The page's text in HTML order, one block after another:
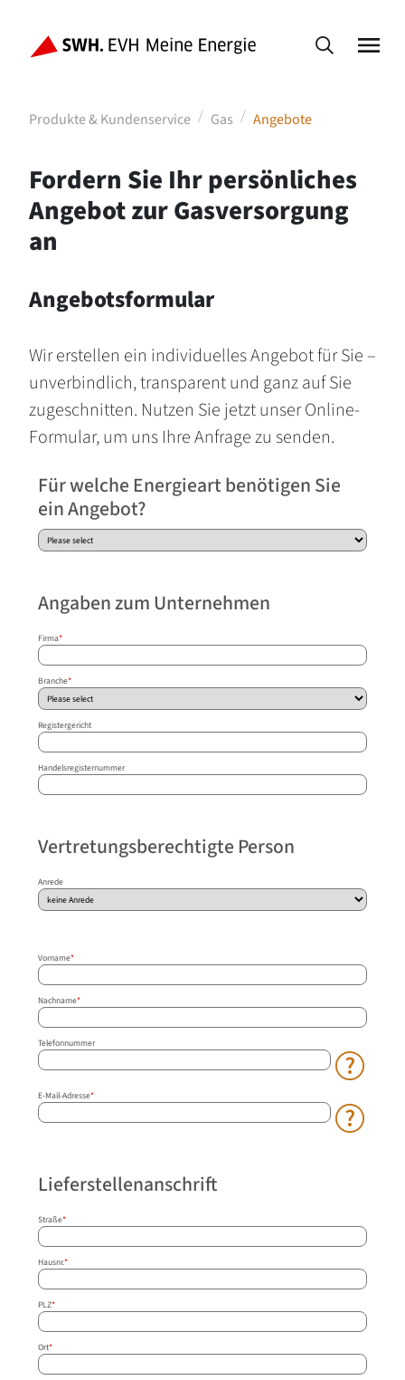
Produkte & Kundenservice Gas Angebote
Fordern Sie Ihr persönliches
Angebot zur Gasversorgung
an
Angebotsformular
Wir erstellen ein individuelles Angebot für Sie –
unverbindlich, transparent und ganz auf Sie
zugeschnitten. Nutzen Sie jetzt unser Online-
Formular, um uns Ihre Anfrage zu senden.
Für welche Energieart benötigen Sie
ein Angebot?
Angaben zum Unternehmen
Firma*
Branche*
Registergericht
Handelsregisternummer
Vertretungsberechtigte Person
Anrede
Vorname*
Nachname*
Telefonnummer
E-Mail-Adresse*
Lieferstellenanschrift
Straße*
Hausnr.*
PLZ*
Ort*